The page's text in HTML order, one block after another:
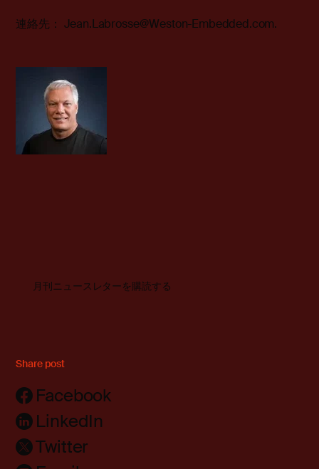
連絡先： Jean.Labrosse@Weston-Embedded.com.
月刊ニュースレターを購読する
Share post
Facebook
LinkedIn
Twitter